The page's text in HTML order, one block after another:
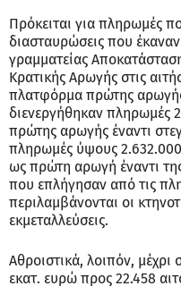
Πρόκειται για πληρωμές
διασταυρώσεις που έκαναν
γραμματείας
Κρατικής Αρωγής στις
πλατφόρμα πρώτης
διενεργήθηκαν πληρωμές
πρώτης αρωγής έναντι
πληρωμές ύψους 2.632.000
ως πρώτη αρωγή έναντι
που επλήγησαν από τις
περιλαμβάνονται οι
εκμεταλλεύσεις.
Αθροιστικά, λοιπόν,
εκατ. ευρώ προς 22.458